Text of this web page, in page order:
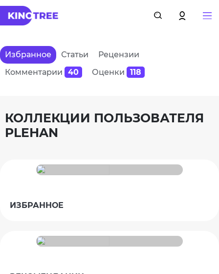
Избранное Статьи
Рецензии
Комментарии
40 Оценки 118
КОЛЛЕКЦИИ ПОЛЬЗОВАТЕЛЯ
PLEHAN
ИЗБРАННОЕ